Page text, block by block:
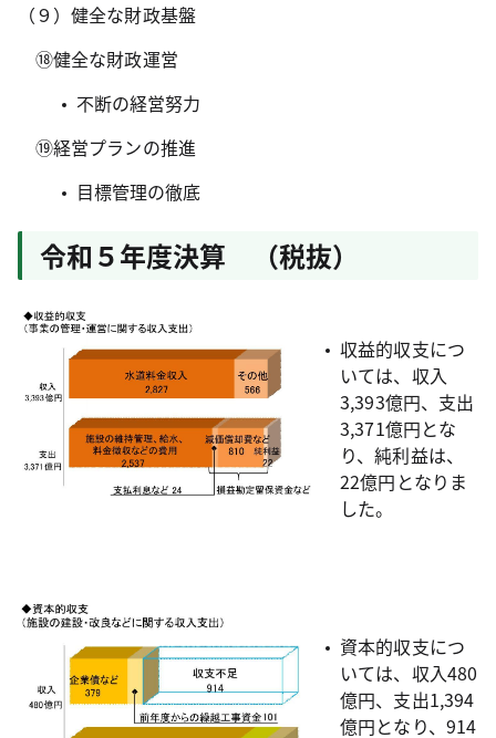
（９）健全な財政基盤
⑱健全な財政運営
不断の経営努力
⑲経営プランの推進
目標管理の徹底
令和５年度決算 （税抜）
収益的収支につ
いては、収入
3,393億円、支出
3,371億円とな
り、純利益は、
22億円となりま
した。
資本的収支につ
いては、収入480
億円、支出1,394
億円となり、914